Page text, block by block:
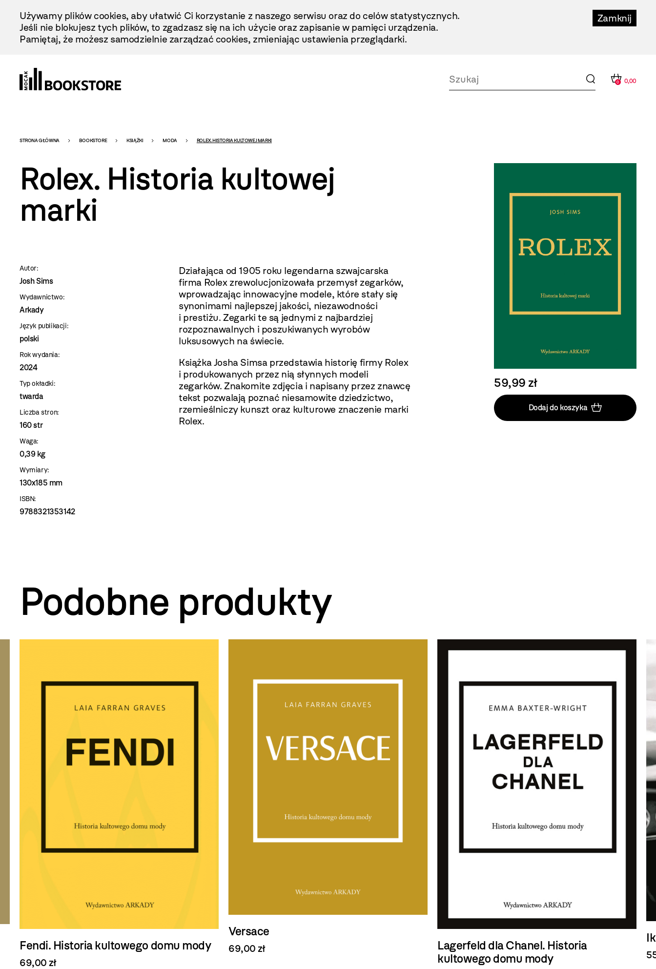
Treści
Zamknij
Używamy plików cookies, aby ułatwić Ci korzystanie z naszego serwisu oraz do celów statystycznych.
Jeśli nie blokujesz tych plików, to zgadzasz się na ich użycie oraz zapisanie w pamięci urządzenia.
Pamiętaj, że możesz samodzielnie zarządzać cookies, zmieniając ustawienia przeglądarki.
0 0,00
Bookstore
-
szablon
szczegóły
STRONA GŁÓWNA BOOKSTORE KSIĄŻKI MODA ROLEX. HISTORIA KULTOWEJ MARKI
Rolex. Historia kultowej
marki
Autor:
Josh Sims
Wydawnictwo:
Arkady
Język publikacji:
polski
Rok wydania:
2024
Typ okładki:
twarda
Liczba stron:
160 str
Waga:
0,39 kg
Wymiary:
130x185 mm
ISBN:
9788321353142
Działająca od 1905 roku legendarna szwajcarska
firma Rolex zrewolucjonizowała przemysł zegarków,
wprowadzając innowacyjne modele, które stały się
synonimami najlepszej jakości, niezawodności
i prestiżu. Zegarki te są jednymi z najbardziej
rozpoznawalnych i poszukiwanych wyrobów
luksusowych na świecie.
Książka Josha Simsa przedstawia historię firmy Rolex
i produkowanych przez nią słynnych modeli
zegarków. Znakomite zdjęcia i napisany przez znawcę
tekst pozwalają poznać niesamowite dziedzictwo,
rzemieślniczy kunszt oraz kulturowe znaczenie marki
Rolex.
59,99 zł
Dodaj do koszyka
Podobne produkty
Fendi. Historia kultowego domu mody
69,00 zł
Versace
69,00 zł
Lagerfeld dla Chanel. Historia
kultowego domu mody